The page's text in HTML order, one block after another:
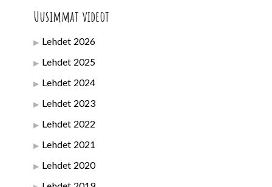
Uusimmat videot
Lehdet 2026
Lehdet 2025
Lehdet 2024
Lehdet 2023
Lehdet 2022
Lehdet 2021
Lehdet 2020